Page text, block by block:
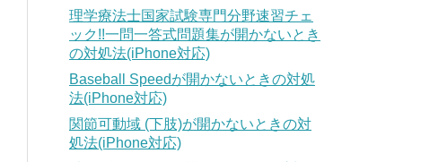
理学療法士国家試験専門分野速習チェ
ック!!一問一答式問題集が開かないとき
の対処法(iPhone対応)
Baseball Speedが開かないときの対処
法(iPhone対応)
関節可動域 (下肢)が開かないときの対
処法(iPhone対応)